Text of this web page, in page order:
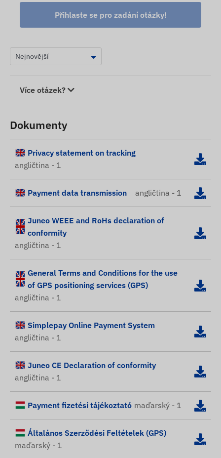
Přihlaste se pro zadání otázky!
Více otázek?
Dokumenty
Privacy statement on tracking
angličtina - 1
Payment data transmission angličtina - 1
Juneo WEEE and RoHs declaration of
conformity
angličtina - 1
General Terms and Conditions for the use
of GPS positioning services (GPS)
angličtina - 1
Simplepay Online Payment System
angličtina - 1
Juneo CE Declaration of conformity
angličtina - 1
Payment fizetési tájékoztató maďarský - 1
Általános Szerződési Feltételek (GPS)
maďarský - 1